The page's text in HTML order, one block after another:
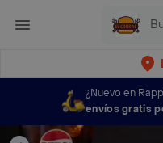
¿Nuevo en
envíos gratis